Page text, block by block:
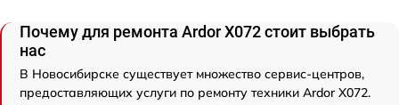
Почему для ремонта Ardor X072 стоит выбрать
нас
В Новосибирске существует множество сервис-центров,
предоставляющих услуги по ремонту техники Ardor X072.